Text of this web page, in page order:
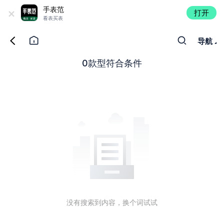
+ 手表范
看表买表
打开
导航
0款型符合条件
没有搜索到内容，换个词试试